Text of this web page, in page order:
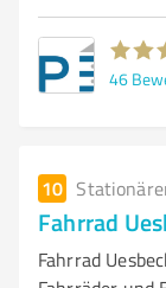
46
10
Fahrrad
Fahrrad